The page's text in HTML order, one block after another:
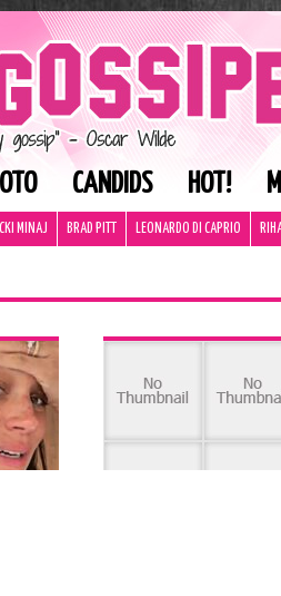
CANDIDS HOT!
MINAJ BRAD PITT LEONARDO DI CAPRIO